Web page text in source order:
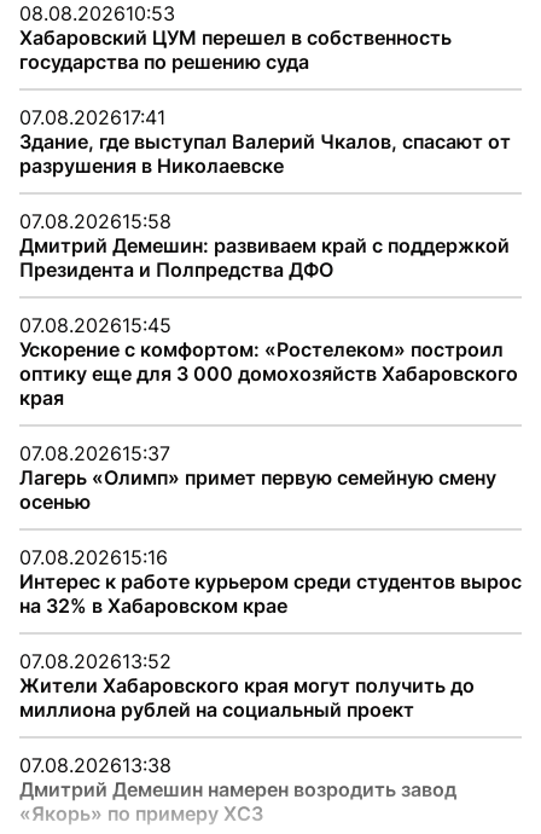
08.08.202610:53
Хабаровский ЦУМ перешел в собственность
государства по решению суда
07.08.202617:41
Здание, где выступал Валерий Чкалов, спасают от
разрушения в Николаевске
07.08.202615:58
Дмитрий Демешин: развиваем край с поддержкой
Президента и Полпредства ДФО
07.08.202615:45
Ускорение с комфортом: «Ростелеком» построил
оптику еще для 3 000 домохозяйств Хабаровского
края
07.08.202615:37
Лагерь «Олимп» примет первую семейную смену
осенью
07.08.202615:16
Интерес к работе курьером среди студентов вырос
на 32% в Хабаровском крае
07.08.202613:52
Жители Хабаровского края могут получить до
миллиона рублей на социальный проект
07.08.202613:38
Дмитрий Демешин намерен возродить завод
«Якорь» по примеру ХСЗ